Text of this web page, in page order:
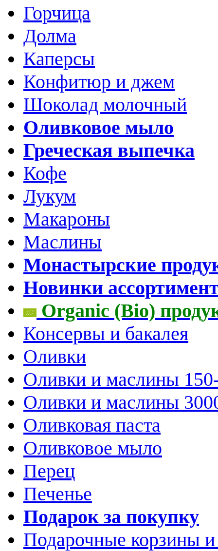
Горчица
Долма
Каперсы
Конфитюр и джем
Шоколад молочный
Оливковое мыло
Греческая выпечка
Кофе
Лукум
Макароны
Маслины
Монастырские
Новинки
Organic (Bio)
Консервы и бакалея
Оливки
Оливки и маслины
Оливки и маслины
Оливковая паста
Оливковое мыло
Перец
Печенье
Подарок за покупку
Подарочные корзины